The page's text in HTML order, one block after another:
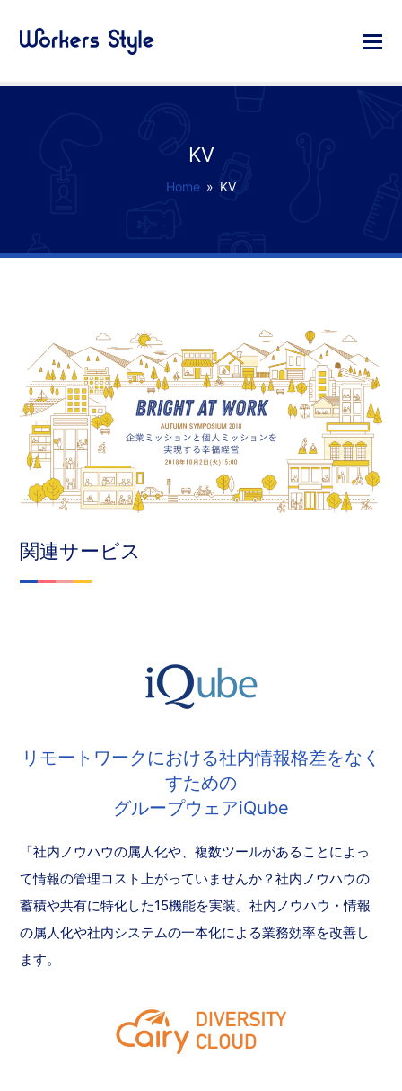
KV
Home » KV
関連サービス
リモートワークにおける社内情報格差をなく
すための
グループウェアiQube
「社内ノウハウの属人化や、複数ツールがあることによっ
て情報の管理コスト上がっていませんか？社内ノウハウの
蓄積や共有に特化した15機能を実装。社内ノウハウ・情報
の属人化や社内システムの一本化による業務効率を改善し
ます。